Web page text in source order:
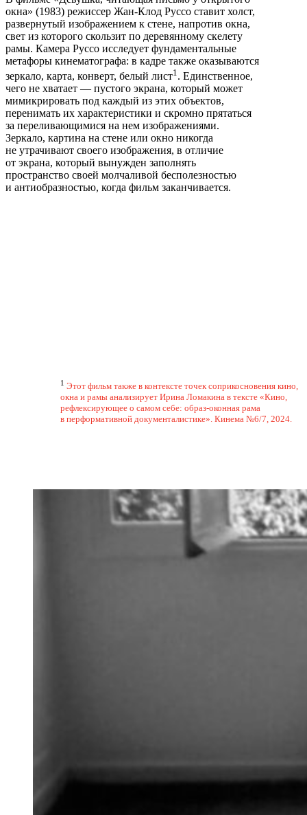
окна» (1983) режиссер Жан-Клод Руссо ставит холст,
развернутый изображением к стене, напротив окна,
свет из которого скользит по деревянному скелету
рамы. Камера Руссо исследует фундаментальные
метафоры кинематографа: в кадре также оказываются
зеркало, карта, конверт, белый лист1 . Единственное,
чего не хватает — пустого экрана, который может
мимикрировать под каждый из этих объектов,
перенимать их характеристики и скромно прятаться
за переливающимися на нем изображениями.
Зеркало, картина на стене или окно никогда
не утрачивают своего изображения, в отличие
от экрана, который вынужден заполнять
пространство своей молчаливой бесполезностью
и антиобразностью, когда фильм заканчивается.
1 Этот фильм также в контексте точек соприкосновения кино,
окна и рамы анализирует Ирина Ломакина в тексте «Кино,
рефлексирующее о самом себе: образ-оконная рама
в перформативной документалистике». Кинема №6/7, 2024.